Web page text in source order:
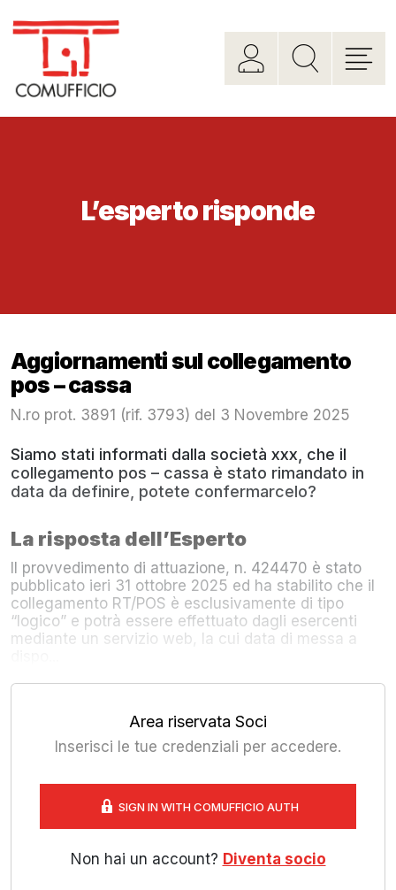
L’esperto risponde
Aggiornamenti sul collegamento
pos – cassa
N.ro prot. 3891 (rif. 3793) del 3 Novembre 2025
Siamo stati informati dalla società xxx, che il
collegamento pos – cassa è stato rimandato in
data da definire, potete confermarcelo?
La risposta dell’Esperto
Il provvedimento di attuazione, n. 424470 è stato
pubblicato ieri 31 ottobre 2025 ed ha stabilito che il
collegamento RT/POS è esclusivamente di tipo
“logico” e potrà essere effettuato dagli esercenti
mediante un servizio web, la cui data di messa a
Area riservata Soci
Inserisci le tue credenziali per accedere.
SIGN IN WITH COMUFFICIO AUTH
Non hai un account? Diventa socio